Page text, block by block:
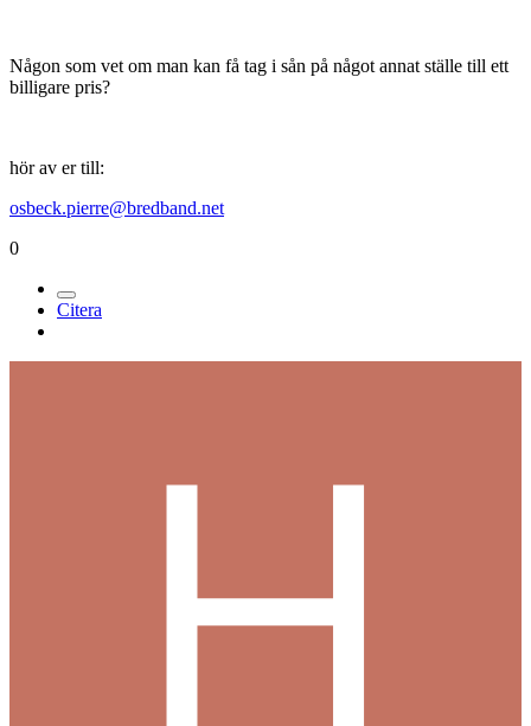
Någon som vet om man kan få tag i sån på något annat ställe till ett
billigare pris?
hör av er till:
osbeck.pierre@bredband.net
0
Citera